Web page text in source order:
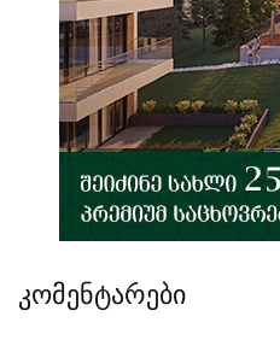
კომენტარები